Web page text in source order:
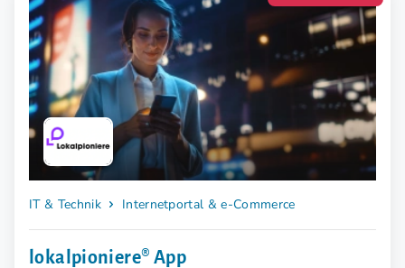
IT & Technik Internetportal & e-Commerce
lokalpioniere® App